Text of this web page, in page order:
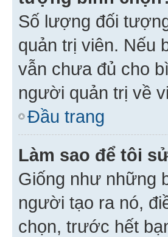
Số lượng đối
quản trị viên. Nếu
vẫn chưa đủ cho
người quản trị về
Đầu trang
Làm sao để tôi
Giống như những
người tạo ra nó,
chọn, trước hết